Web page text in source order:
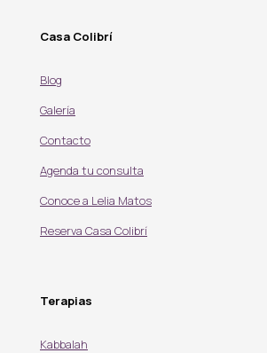
Casa Colibrí
Blog
Galería
Contacto
Agenda tu consulta
Conoce a Lelia Matos
Reserva Casa Colibrí
Terapias
Kabbalah